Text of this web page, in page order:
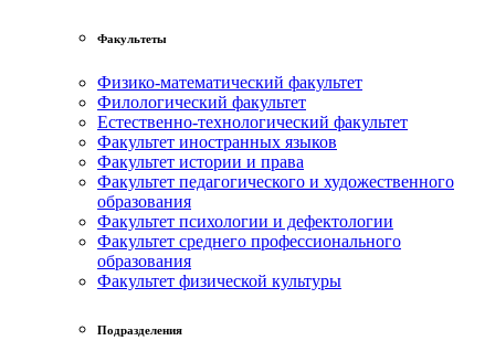
Факультеты
Физико-математический факультет
Филологический факультет
Естественно-технологический факультет
Факультет иностранных языков
Факультет истории и права
Факультет педагогического и художественного
образования
Факультет психологии и дефектологии
Факультет среднего профессионального
образования
Факультет физической культуры
Подразделения